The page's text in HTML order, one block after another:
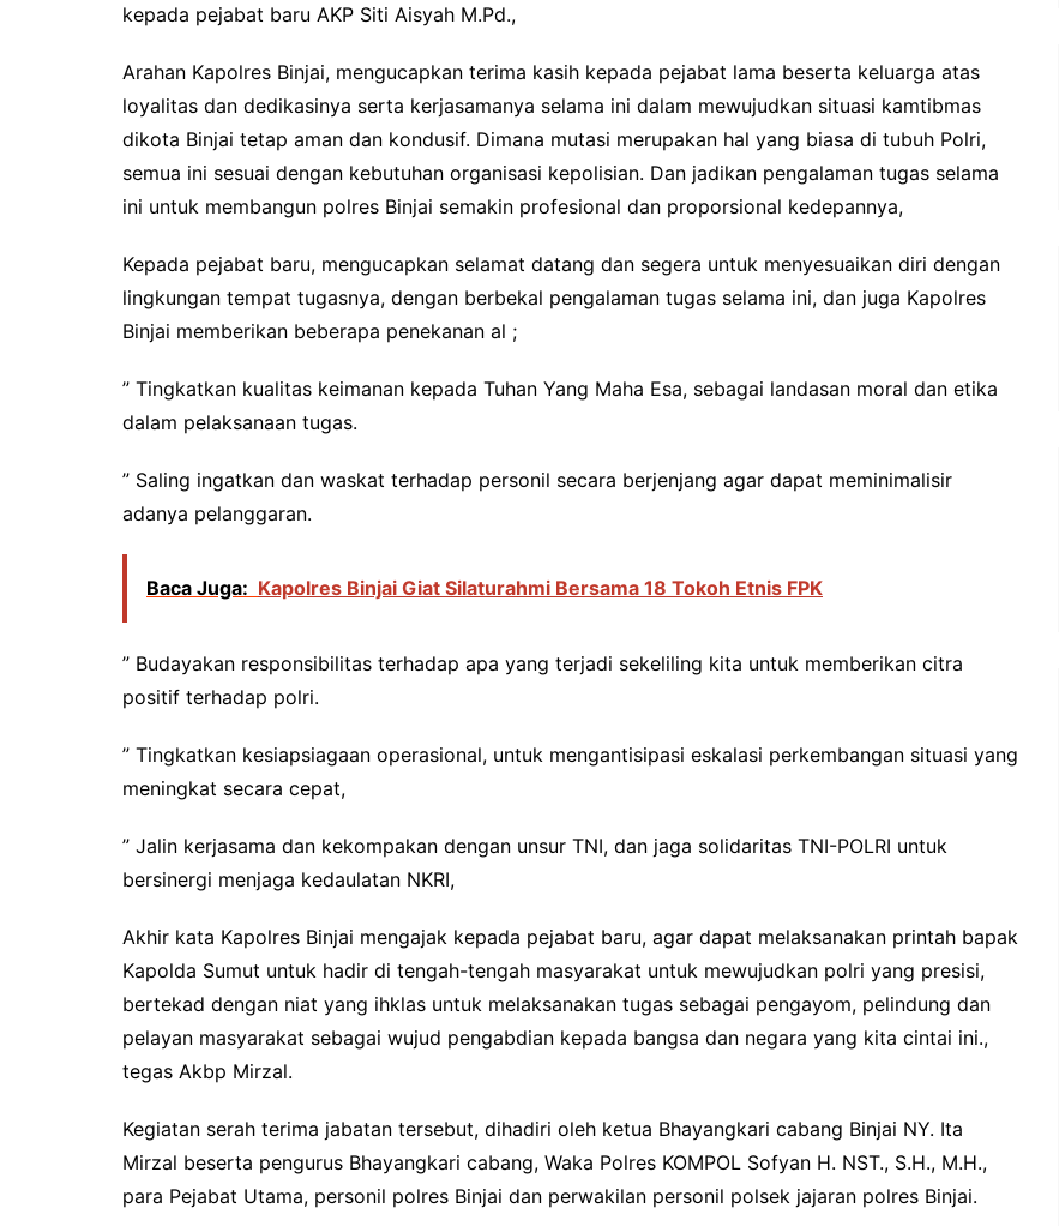
kepada pejabat baru AKP Siti Aisyah M.Pd.,
Arahan Kapolres Binjai, mengucapkan terima kasih kepada pejabat lama beserta keluarga atas
loyalitas dan dedikasinya serta kerjasamanya selama ini dalam mewujudkan situasi kamtibmas
dikota Binjai tetap aman dan kondusif. Dimana mutasi merupakan hal yang biasa di tubuh Polri,
semua ini sesuai dengan kebutuhan organisasi kepolisian. Dan jadikan pengalaman tugas selama
ini untuk membangun polres Binjai semakin profesional dan proporsional kedepannya,
Kepada pejabat baru, mengucapkan selamat datang dan segera untuk menyesuaikan diri dengan
lingkungan tempat tugasnya, dengan berbekal pengalaman tugas selama ini, dan juga Kapolres
Binjai memberikan beberapa penekanan al ;
” Tingkatkan kualitas keimanan kepada Tuhan Yang Maha Esa, sebagai landasan moral dan etika
dalam pelaksanaan tugas.
” Saling ingatkan dan waskat terhadap personil secara berjenjang agar dapat meminimalisir
adanya pelanggaran.
Baca Juga: Kapolres Binjai Giat Silaturahmi Bersama 18 Tokoh Etnis FPK
” Budayakan responsibilitas terhadap apa yang terjadi sekeliling kita untuk memberikan citra
positif terhadap polri.
” Tingkatkan kesiapsiagaan operasional, untuk mengantisipasi eskalasi perkembangan situasi yang
meningkat secara cepat,
” Jalin kerjasama dan kekompakan dengan unsur TNI, dan jaga solidaritas TNI-POLRI untuk
bersinergi menjaga kedaulatan NKRI,
Akhir kata Kapolres Binjai mengajak kepada pejabat baru, agar dapat melaksanakan printah bapak
Kapolda Sumut untuk hadir di tengah-tengah masyarakat untuk mewujudkan polri yang presisi,
bertekad dengan niat yang ihklas untuk melaksanakan tugas sebagai pengayom, pelindung dan
pelayan masyarakat sebagai wujud pengabdian kepada bangsa dan negara yang kita cintai ini.,
tegas Akbp Mirzal.
Kegiatan serah terima jabatan tersebut, dihadiri oleh ketua Bhayangkari cabang Binjai NY. Ita
Mirzal beserta pengurus Bhayangkari cabang, Waka Polres KOMPOL Sofyan H. NST., S.H., M.H.,
para Pejabat Utama, personil polres Binjai dan perwakilan personil polsek jajaran polres Binjai.